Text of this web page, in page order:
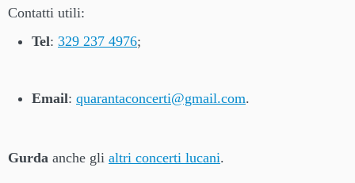
Contatti utili:
Tel: 329 237 4976;
Email: quarantaconcerti@gmail.com.
Gurda anche gli altri concerti lucani.